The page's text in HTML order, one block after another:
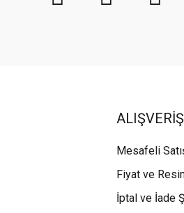
ALIŞVERİŞ
Mesafeli
Fiyat ve
İptal ve İade